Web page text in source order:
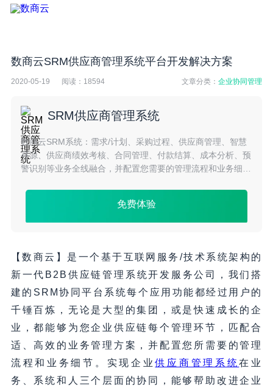
数商云SRM供应商管理系统平台开发解决方案
2020-05-19 阅读： 18594 文章分类：企业协同管理
SRM供应商管理系统
数商云SRM系统：需求/计划、采购过程、供应商管理、智慧
寻源、供应商绩效考核、合同管理、付款结算、成本分析、预
警识别等业务全线融合，并配置您需要的管理流程和业务细
免费体验
【数商云】是一个基于互联网服务/技术系统架构的
新一代B2B供应链管理系统开发服务公司，我们搭
建的SRM协同平台系统每个应用功能都经过用户的
千锤百炼，无论是大型的集团，或是快速成长的企
业，都能够为您企业供应链每个管理环节，匹配合
适、高效的业务管理方案，并配置您所需要的管理
流程和业务细节。实现企业供应商管理系统在业
务、系统和人三个层面的协同，能够帮助改进企业